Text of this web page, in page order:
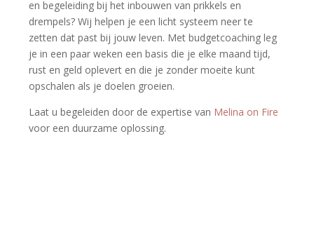
en begeleiding bij het inbouwen van prikkels en
drempels? Wij helpen je een licht systeem neer te
zetten dat past bij jouw leven. Met budgetcoaching leg
je in een paar weken een basis die je elke maand tijd,
rust en geld oplevert en die je zonder moeite kunt
opschalen als je doelen groeien.
Laat u begeleiden door de expertise van Melina on Fire
voor een duurzame oplossing.